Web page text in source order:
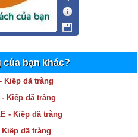
của bạn khác?
Kiếp dã tràng
- Kiếp dã tràng
- Kiếp dã tràng
Kiếp dã tràng